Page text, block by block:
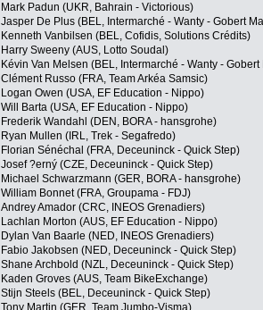
Mark Padun (UKR, Bahrain - Victorious)
Jasper De Plus (BEL, Intermarché - Wanty - Gobert
Kenneth Vanbilsen (BEL, Cofidis, Solutions Crédits)
Harry Sweeny (AUS, Lotto Soudal)
Kévin Van Melsen (BEL, Intermarché - Wanty -
Clément Russo (FRA, Team Arkéa Samsic)
Logan Owen (USA, EF Education - Nippo)
Will Barta (USA, EF Education - Nippo)
Frederik Wandahl (DEN, BORA - hansgrohe)
Ryan Mullen (IRL, Trek - Segafredo)
Florian Sénéchal (FRA, Deceuninck - Quick Step)
Josef ?erný (CZE, Deceuninck - Quick Step)
Michael Schwarzmann (GER, BORA - hansgrohe)
William Bonnet (FRA, Groupama - FDJ)
Andrey Amador (CRC, INEOS Grenadiers)
Lachlan Morton (AUS, EF Education - Nippo)
Dylan Van Baarle (NED, INEOS Grenadiers)
Fabio Jakobsen (NED, Deceuninck - Quick Step)
Shane Archbold (NZL, Deceuninck - Quick Step)
Kaden Groves (AUS, Team BikeExchange)
Stijn Steels (BEL, Deceuninck - Quick Step)
Tony Martin (GER, Team Jumbo-Visma)